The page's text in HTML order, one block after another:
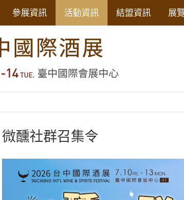
參展資訊 活動資訊 結盟資訊 展
微醺社群召集令